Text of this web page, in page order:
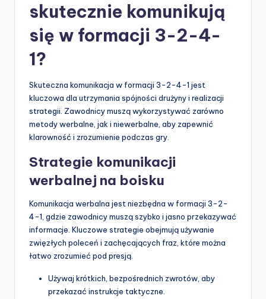
skutecznie komunikują
się w formacji 3-2-4-
1?
Skuteczna komunikacja w formacji 3-2-4-1 jest
kluczowa dla utrzymania spójności drużyny i realizacji
strategii. Zawodnicy muszą wykorzystywać zarówno
metody werbalne, jak i niewerbalne, aby zapewnić
klarowność i zrozumienie podczas gry.
Strategie komunikacji
werbalnej na boisku
Komunikacja werbalna jest niezbędna w formacji 3-2-
4-1, gdzie zawodnicy muszą szybko i jasno przekazywać
informacje. Kluczowe strategie obejmują używanie
zwięzłych poleceń i zachęcających fraz, które można
łatwo zrozumieć pod presją.
Używaj krótkich, bezpośrednich zwrotów, aby
przekazać instrukcje taktyczne.